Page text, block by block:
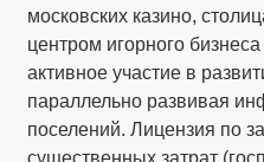
московских казино,
центром игорного
активное участие в
параллельно развивая
поселений. Лицензия по